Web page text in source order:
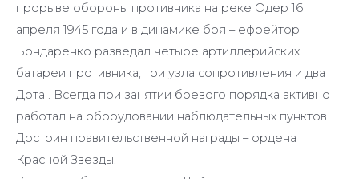
прорыве обороны противника на реке Одер 16
апреля 1945 года и в динамике боя – ефрейтор
Бондаренко разведал четыре артиллерийских
батареи противника, три узла сопротивления и два
Дота . Всегда при занятии боевого порядка активно
работал на оборудовании наблюдательных пунктов.
Достоин правительственной награды – ордена
Красной Звезды.